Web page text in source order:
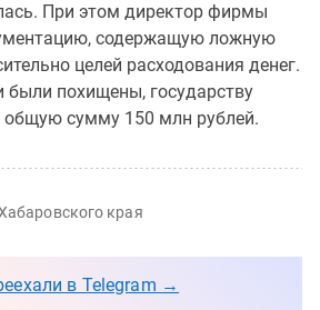
При этом директор фирмы
содержащую ложную
целей расходования денег.
похищены, государству
общую сумму 150 млн рублей.
края
в Telegram →